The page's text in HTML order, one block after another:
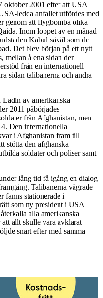
oktober 2001 efter att USA
ledda anfallet utfördes med
genom att flygbomba olika
Inom loppet av en månad
Kabul såväl som de
Det blev början på ett nytt
mellan å ena sidan den
från en internationell
sidan talibanerna och andra
Ladin av amerikanska
2011 påbörjades
från Afghanistan, men
Den internationella
i Afghanistan fram till
stötta den afghanska
soldater och poliser samt
lång tid få igång en dialog
Talibanerna vägrade
fanns stationerade i
som ny president i USA
alla amerikanska
allt skulle vara avklarat
snart efter med samma